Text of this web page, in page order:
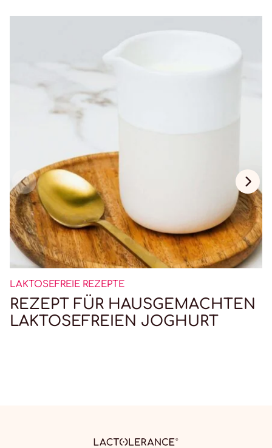
LAKTOSEFREIE REZEPTE
REZEPT FÜR HAUSGEMACHTEN
LAKTOSEFREIEN JOGHURT